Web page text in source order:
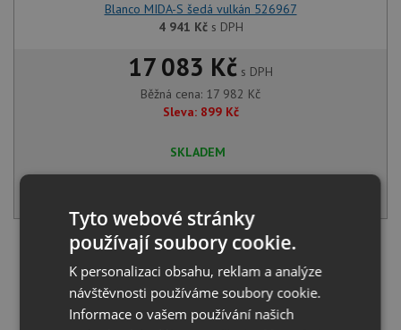
Blanco MIDA-S šedá vulkán 526967
4 941 Kčs DPH
17 083 Kč s DPH
Běžná cena: 17 982 Kč
Sleva: 899 Kč
SKLADEM
Načíst dalších 5 ze zbývajících 39 setů
Tyto webové stránky
používají soubory cookie.
K personalizaci obsahu, reklam a analýze
návštěvnosti používáme soubory cookie.
Informace o vašem používání našich